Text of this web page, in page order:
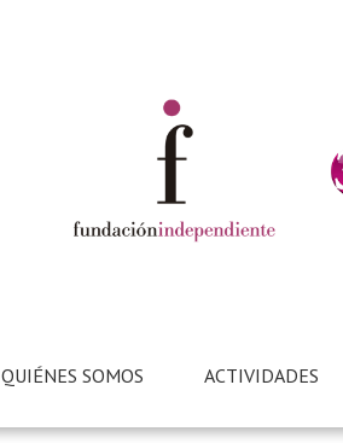
QUIÉNES SOMOS ACTIVIDADES